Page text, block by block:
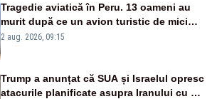
Tragedie aviatică în Peru. 13 oameni au
murit după ce un avion turistic de mici
dimensiuni s-a prăbușit – VIDEO
2 aug. 2026, 09:15
Trump a anunțat că SUA și Israelul opresc
atacurile planificate asupra Iranului cu o